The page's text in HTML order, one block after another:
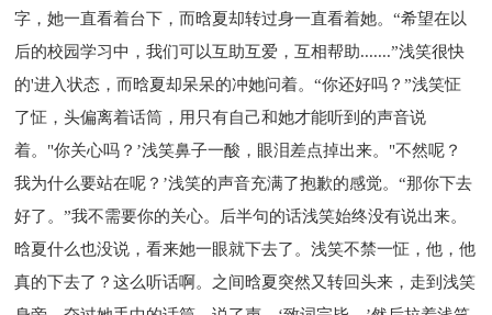
字，她一直看着台下，而晗夏却转过身一直看着她。“希望在以
后的校园学习中，我们可以互助互爱，互相帮助.......”浅笑很快
的'进入状态，而晗夏却呆呆的冲她问着。“你还好吗？”浅笑怔
了怔，头偏离着话筒，用只有自己和她才能听到的声音说
着。"你关心吗？’浅笑鼻子一酸，眼泪差点掉出来。"不然呢？
我为什么要站在呢？’浅笑的声音充满了抱歉的感觉。“那你下去
好了。”我不需要你的关心。后半句的话浅笑始终没有说出来。
晗夏什么也没说，看来她一眼就下去了。浅笑不禁一怔，他，他
真的下去了？这么听话啊。之间晗夏突然又转回头来，走到浅笑